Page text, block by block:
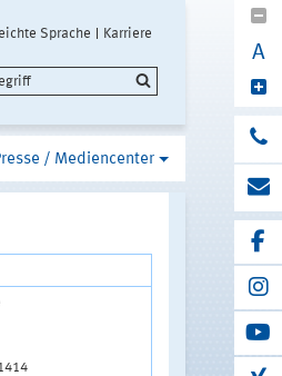
Sprache Karriere
A
/ Mediencenter